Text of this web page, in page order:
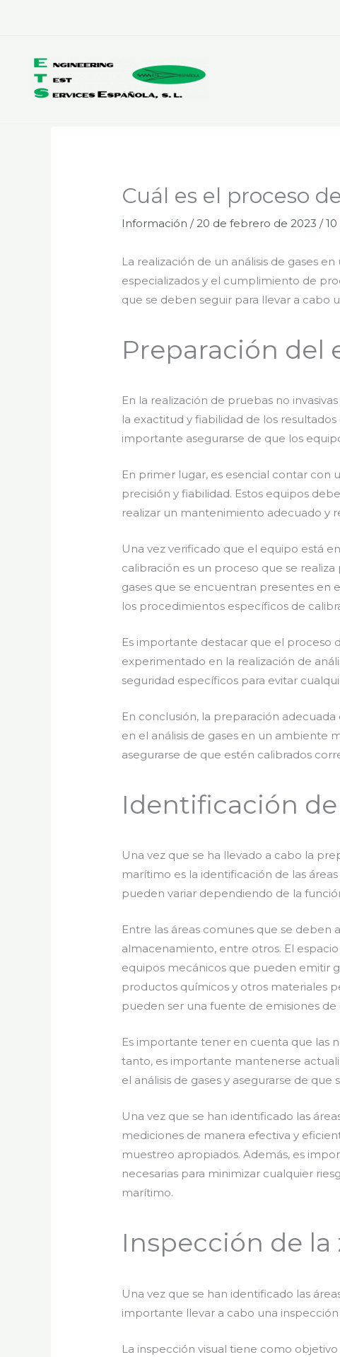
Cuál es el proceso
Información /20 de febrero de 2023/
La realización de un análisis de gases
especializados y el cumplimiento de
que se deben seguir para llevar a cabo
Preparación del
En la realización de pruebas no
la exactitud y fiabilidad de los
importante asegurarse de que los
En primer lugar, es esencial contar con
precisión y fiabilidad. Estos equipos
realizar un mantenimiento adecuado y
Una vez verificado que el equipo está
calibración es un proceso que se
gases que se encuentran presentes en
los procedimientos específicos de
Es importante destacar que el proceso
experimentado en la realización de
seguridad específicos para evitar
En conclusión, la preparación
en el análisis de gases en un ambiente
asegurarse de que estén calibrados
Identificación de
Una vez que se ha llevado a cabo la
marítimo es la identificación de las
pueden variar dependiendo de la
Entre las áreas comunes que se deben
almacenamiento, entre otros. El
equipos mecánicos que pueden emitir
productos químicos y otros materiales
pueden ser una fuente de emisiones de
Es importante tener en cuenta que las
tanto, es importante mantenerse
el análisis de gases y asegurarse de
Una vez que se han identificado las
mediciones de manera efectiva y
muestreo apropiados. Además, es
necesarias para minimizar cualquier
marítimo.
Inspección de la
Una vez que se han identificado las
importante llevar a cabo una
La inspección visual tiene como